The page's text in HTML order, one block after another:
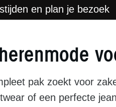
en plan je bezoek
pak zoekt voor
of een perfecte